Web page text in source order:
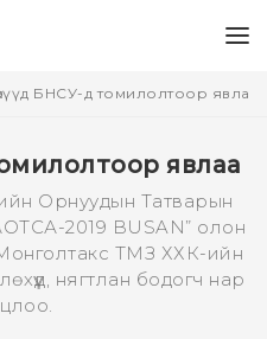
БНСУ-д томилолтоор явлаа
явлаа
Орнуудын Татварын
2019 BUSAN” олон
ТМЗ ХХК-ийн
нягтлан бодогч нар